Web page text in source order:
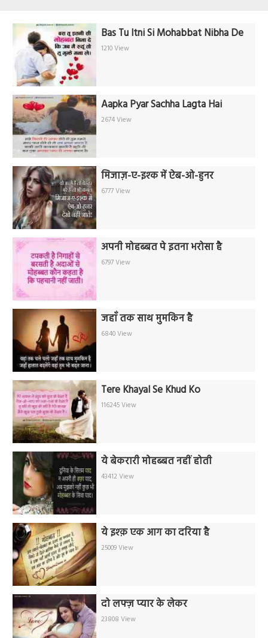
Bas Tu Itni Si Mohabbat Nibha De
1210 View
Aapka Pyar Sachha Lagta Hai
2674 View
मिजाज़-ए-इश्क में ऐब-ओ-हुनर
6777 View
अपनी मोहब्बत पे इतना भरोसा है
6797 View
जहाँ तक साथ मुमकिन है
6840 View
Tere Khayal Se Khud Ko
116245 View
ये बेकरारी मोहब्बत नहीं होती
43412 View
ये इश्क़ एक आग का दरिया है
25009 View
दो लफ्ज़ प्यार के लेकर
23808 View